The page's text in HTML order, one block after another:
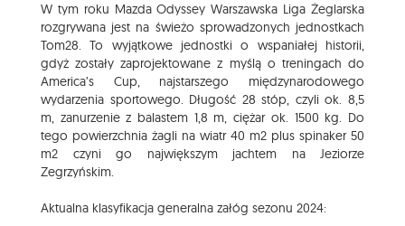
W tym roku Mazda Odyssey Warszawska Liga Żeglarska
rozgrywana jest na świeżo sprowadzonych jednostkach
Tom28. To wyjątkowe jednostki o wspaniałej historii,
gdyż zostały zaprojektowane z myślą o treningach do
America’s Cup, najstarszego międzynarodowego
wydarzenia sportowego. Długość 28 stóp, czyli ok. 8,5
m, zanurzenie z balastem 1,8 m, ciężar ok. 1500 kg. Do
tego powierzchnia żagli na wiatr 40 m2 plus spinaker 50
m2 czyni go największym jachtem na Jeziorze
Zegrzyńskim.
Aktualna klasyfikacja generalna załóg sezonu 2024: